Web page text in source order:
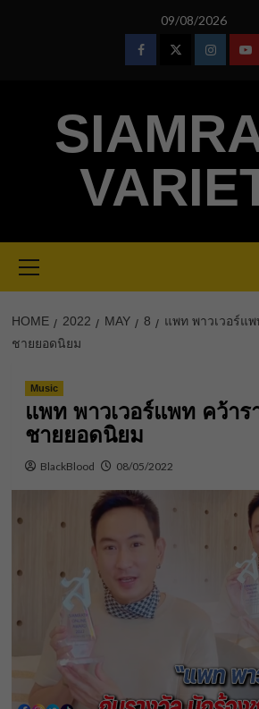
09/08/2026
FacebookTwitter
Menu
HOME 2022 MAY 8
แพท พาวเวอร์แ
ชายยอดนิยม
Music
แพท พาวเวอร์แพท คว้าร
ชายยอดนิยม
BlackBlood 08/05/2022